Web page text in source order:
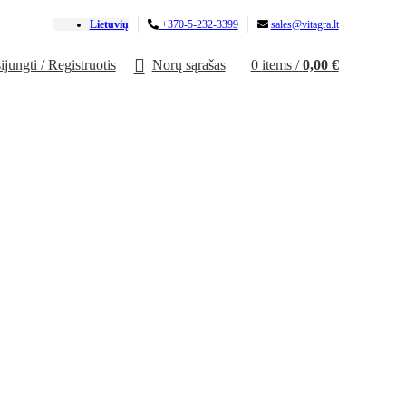
Lietuvių +370-5-232-3399 sales@vitagra.lt
/ Registruotis Norų sąrašas 0 items / 0,00 €